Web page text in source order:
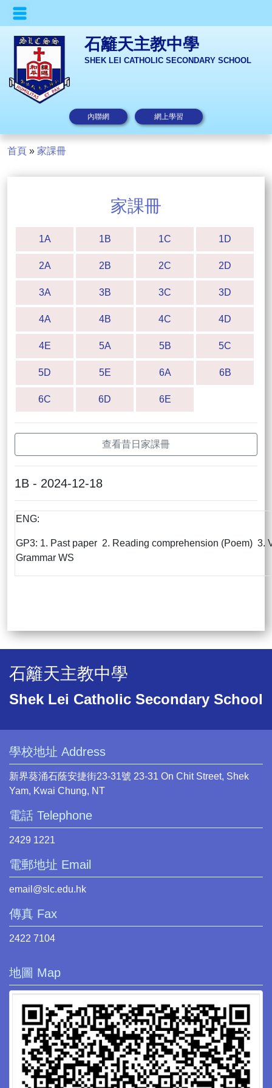
石籬天主教中學
SHEK LEI CATHOLIC SECONDARY SCHOOL
內聯網 網上學習
首頁 » 家課冊
家課冊
1A 1B 1C 1D
2A 2B 2C 2D
3A 3B 3C 3D
4A 4B 4C 4D
4E 5A 5B 5C
5D 5E 6A 6B
6C 6D 6E
查看昔日家課冊
1B - 2024-12-18
ENG:
GP3: 1. Past paper 2. Reading comprehension (Poem) 3.
Grammar WS
石籬天主教中學
Shek Lei Catholic Secondary School
學校地址 Address
新界葵涌石蔭安捷街23-31號 23-31 On Chit Street, Shek
Yam, Kwai Chung, NT
電話 Telephone
2429 1221
電郵地址 Email
email@slc.edu.hk
傳真 Fax
2422 7104
地圖 Map